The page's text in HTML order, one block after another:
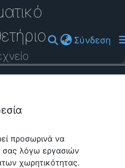
Σύνδεση
προσωρινά να
σας λόγω εργασιών
χωρητικότητας.